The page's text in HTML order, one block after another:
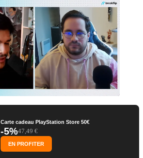
Carte cadeau PlayStation Store 50€
-5%47,49 €
EN PROFITER